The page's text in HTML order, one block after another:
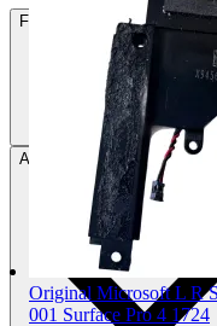
Frakt 89 kr DSV
Avhämtning Bunkeflostrand,
Original Microsoft L R
001 Surface Pro 4 1724